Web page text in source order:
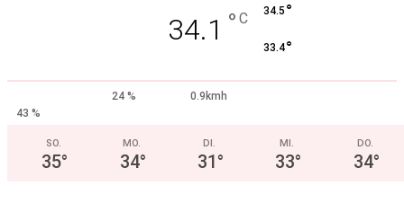
34.1 ° C 34.5 °
33.4°
24 %
0.9kmh
43 %
SO.
35°
MO.
34°
DI.
31°
MI.
33°
DO.
34°